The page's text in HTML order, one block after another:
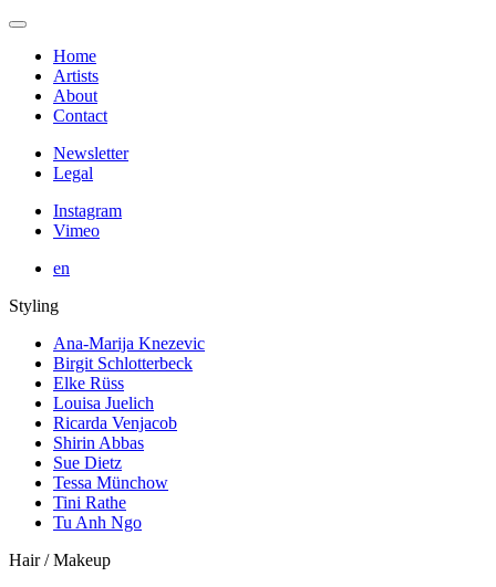
Home
Artists
About
Contact
Newsletter
Legal
Instagram
Vimeo
en
Styling
Ana-Marija Knezevic
Birgit Schlotterbeck
Elke Rüss
Louisa Juelich
Ricarda Venjacob
Shirin Abbas
Sue Dietz
Tessa Münchow
Tini Rathe
Tu Anh Ngo
Hair / Makeup